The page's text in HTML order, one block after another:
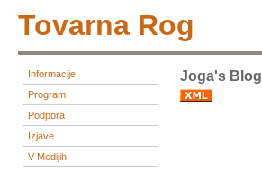
Tovarna Rog
Informacije
Program
Podpora
Izjave
V Medijih
Joga's Blog